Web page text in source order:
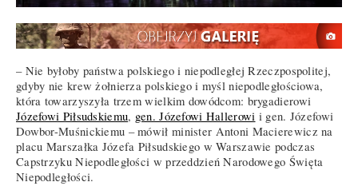
– Nie byłoby państwa polskiego i niepodległej Rzeczpospolitej,
gdyby nie krew żołnierza polskiego i myśl niepodległościowa,
która towarzyszyła trzem wielkim dowódcom: brygadierowi
Józefowi Piłsudskiemu, gen. Józefowi Hallerowi i gen. Józefowi
Dowbor-Muśnickiemu – mówił minister Antoni Macierewicz na
placu Marszałka Józefa Piłsudskiego w Warszawie podczas
Capstrzyku Niepodległości w przeddzień Narodowego Święta
Niepodległości.